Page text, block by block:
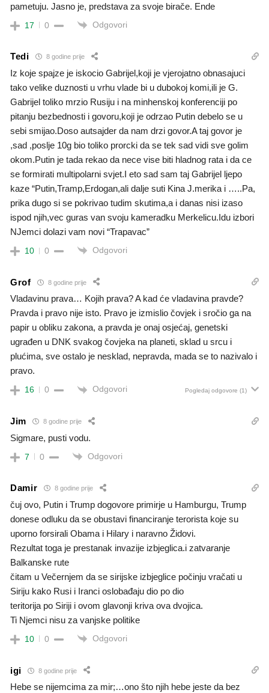
pametuju. Jasno je, predstava za svoje birače. Ende
17 0 Odgovori
Tedi 8 godine prije
Iz koje spajze je iskocio Gabrijel,koji je vjerojatno obnasajuci
tako velike duznosti u vrhu vlade bi u dubokoj komi,ili je G.
Gabrijel toliko mrzio Rusiju i na minhenskoj konferenciji po
pitanju bezbednosti i govoru,koji je odrzao Putin debelo se u
sebi smijao.Doso autsajder da nam drzi govor.A taj govor je
,sad ,poslje 10g bio toliko prorcki da se tek sad vidi sve golim
okom.Putin je tada rekao da nece vise biti hladnog rata i da ce
se formirati multipolarni svjet.I eto sad sam taj Gabrijel ljepo
kaze “Putin,Tramp,Erdogan,ali dalje suti Kina J.merika i …..Pa,
prika dugo si se pokrivao tudim skutima,a i danas nisi izaso
ispod njih,vec guras van svoju kameradku Merkelicu.Idu izbori
NJemci dolazi vam novi “Trapavac”
10 0 Odgovori
Grof 8 godine prije
Vladavinu prava… Kojih prava? A kad će vladavina pravde?
Pravda i pravo nije isto. Pravo je izmislio čovjek i sročio ga na
papir u obliku zakona, a pravda je onaj osjećaj, genetski
ugrađen u DNK svakog čovjeka na planeti, sklad u srcu i
plućima, sve ostalo je nesklad, nepravda, mada se to nazivalo i
pravo.
16 0 Odgovori Pogledaj odgovore (1)
Jim 8 godine prije
Sigmare, pusti vodu.
7 0 Odgovori
Damir 8 godine prije
čuj ovo, Putin i Trump dogovore primirje u Hamburgu, Trump
donese odluku da se obustavi financiranje terorista koje su
uporno forsirali Obama i Hilary i naravno Židovi.
Rezultat toga je prestanak invazije izbjeglica.i zatvaranje
Balkanske rute
čitam u Večernjem da se sirijske izbjeglice počinju vračati u
Siriju kako Rusi i Iranci oslobađaju dio po dio
teritorija po Siriji i ovom glavonji kriva ova dvojica.
Ti Njemci nisu za vanjske politike
10 0 Odgovori
igi 8 godine prije
Hebe se nijemcima za mir;…ono što njih hebe jeste da bez